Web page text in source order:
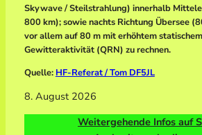
Skywave / Steilstrahlung) innerhalb
800 km); sowie nachts Richtung Übersee
vor allem auf 80 m mit erhöhtem
Gewitteraktivität (QRN) zu rechnen.
Quelle: HF-Referat / Tom DF5JL
8. August 2026
Weitergehende Infos auf